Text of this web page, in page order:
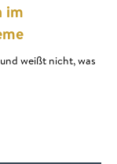
im
weißt nicht, was